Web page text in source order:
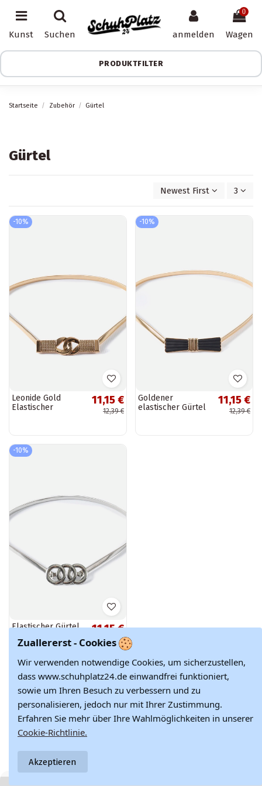
Kunst Suchen anmelden
0
Wagen
PRODUKTFILTER
Startseite Zubehör Gürtel
Gürtel
Newest First 3
-10%
Leonide Gold
Elastischer
11,15 €
12,39 €
-10%
Goldener
elastischer Gürtel
11,15 €
12,39 €
-10%
Elastischer Gürtel
Silber
11,15 €
12,39 €
Zeigt 1 - 3 von 3 Artikeln
Zuallererst - Cookies
Wir verwenden notwendige Cookies, um sicherzustellen,
dass www.schuhplatz24.de einwandfrei funktioniert,
sowie um Ihren Besuch zu verbessern und zu
personalisieren, jedoch nur mit Ihrer Zustimmung.
Erfahren Sie mehr über Ihre Wahlmöglichkeiten in unserer
Cookie-Richtlinie.
Akzeptieren